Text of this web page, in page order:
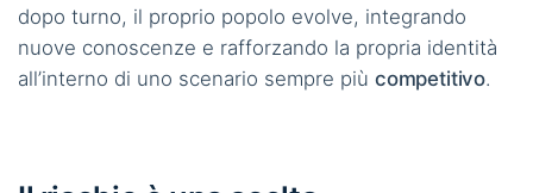
dopo turno, il proprio popolo evolve, integrando
nuove conoscenze e rafforzando la propria identità
all’interno di uno scenario sempre più competitivo.